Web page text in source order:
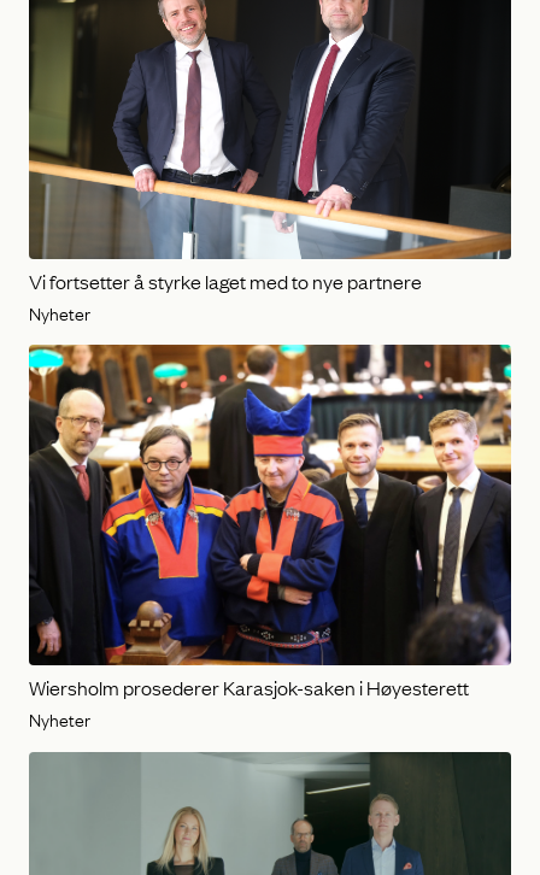
Vi fortsetter å styrke laget med to nye partnere
Nyheter
Wiersholm prosederer Karasjok-saken i Høyesterett
Nyheter